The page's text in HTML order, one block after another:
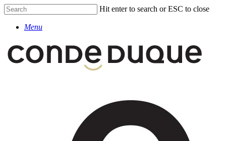
Skip
to
main
Hit enter to search or ESC to close
SearchMenu